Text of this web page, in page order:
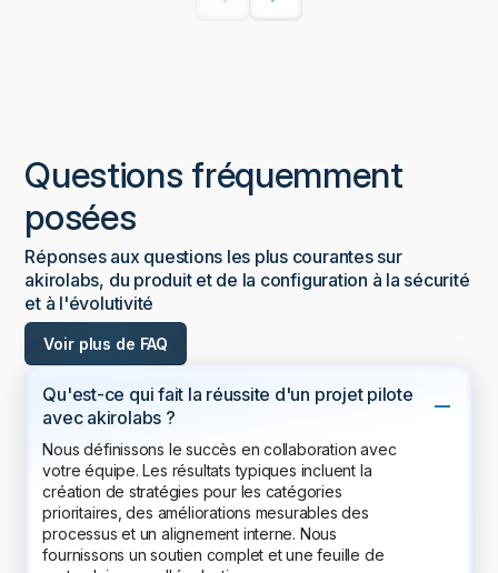
Questions fréquemment
posées
Réponses aux questions les plus courantes sur
akirolabs, du produit et de la configuration à la sécurité
et à l'évolutivité
Voir plus de FAQ
Qu'est-ce qui fait la réussite d'un projet pilote
avec akirolabs ?
Nous définissons le succès en collaboration avec
votre équipe. Les résultats typiques incluent la
création de stratégies pour les catégories
prioritaires, des améliorations mesurables des
processus et un alignement interne. Nous
fournissons un soutien complet et une feuille de